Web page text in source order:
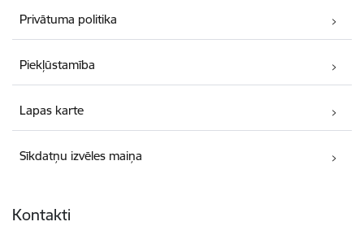
Privātuma politika
Piekļūstamība
Lapas karte
Sīkdatņu izvēles maiņa
Kontakti